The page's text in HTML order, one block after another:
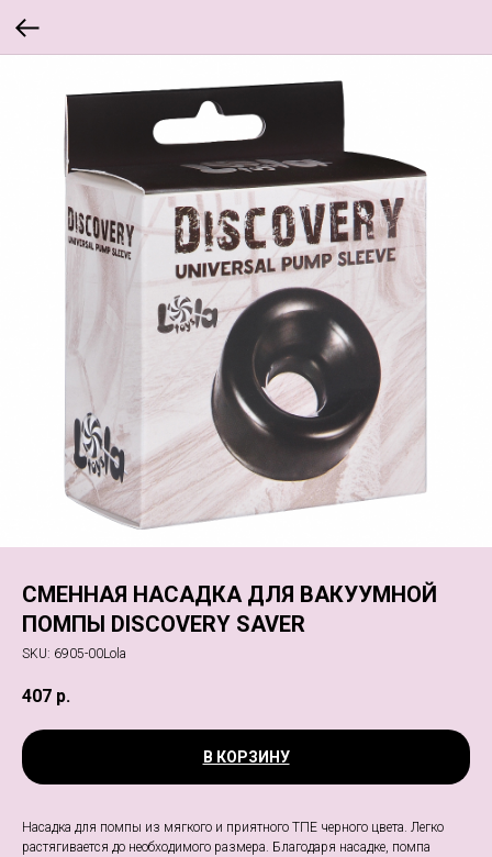
СМЕННАЯ НАСАДКА ДЛЯ ВАКУУМНОЙ
ПОМПЫ DISCOVERY SAVER
SKU: 6905-00Lola
407 р.
В КОРЗИНУ
Насадка для помпы из мягкого и приятного ТПЕ черного цвета. Легко
растягивается до необходимого размера. Благодаря насадке, помпа